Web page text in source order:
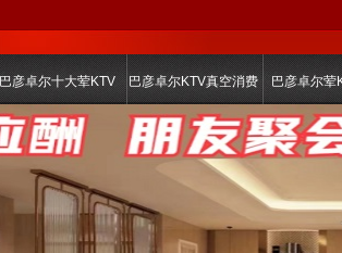
巴彦卓尔十大荤KTV 巴彦卓尔KTV真空消费 巴彦卓尔荤